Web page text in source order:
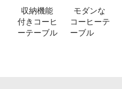
収納機能
付きコーヒ
ーテーブル
モダンな
コーヒーテ
ーブル